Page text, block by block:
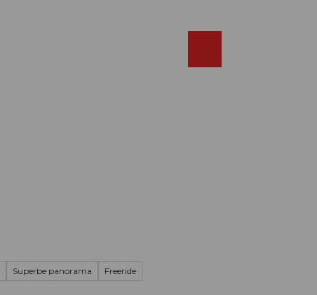
Superbe panorama Freeride